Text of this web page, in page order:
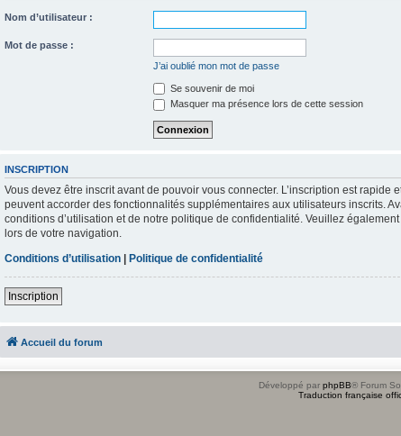
Nom d’utilisateur :
Mot de passe :
J’ai oublié mon mot de passe
Se souvenir de moi
Masquer ma présence lors de cette session
INSCRIPTION
Vous devez être inscrit avant de pouvoir vous connecter. L’inscription est
peuvent accorder des fonctionnalités supplémentaires aux utilisateurs inscrits.
conditions d’utilisation et de notre politique de confidentialité. Veuillez
lors de votre navigation.
Conditions d’utilisation
Politique de confidentialité
Inscription
Accueil du forum
Développé par phpBB® Forum
Traduction française